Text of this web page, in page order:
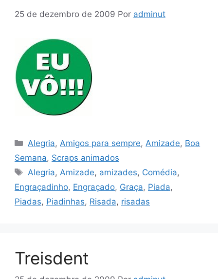
25 de dezembro de 2009 Por adminut
Categorias
Alegria, Amigos para sempre, Amizade, Boa
Semana, Scraps animados
Tags
Alegria, Amizade, amizades, Comédia,
Engraçadinho, Engraçado, Graça, Piada,
Piadas, Piadinhas, Risada, risadas
Treisdent